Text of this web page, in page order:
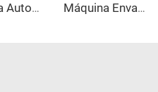
Máquina Automática para Sopro de Garrafas de Água Plásticas com 4 Cavidades, Tipo Estiramento Máquina Envasadora com Filme Termoencolhível para Grupos de Garrafas (SP-20)